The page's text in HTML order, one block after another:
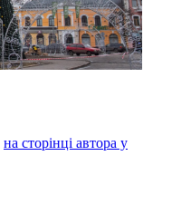
на сторінці автора у